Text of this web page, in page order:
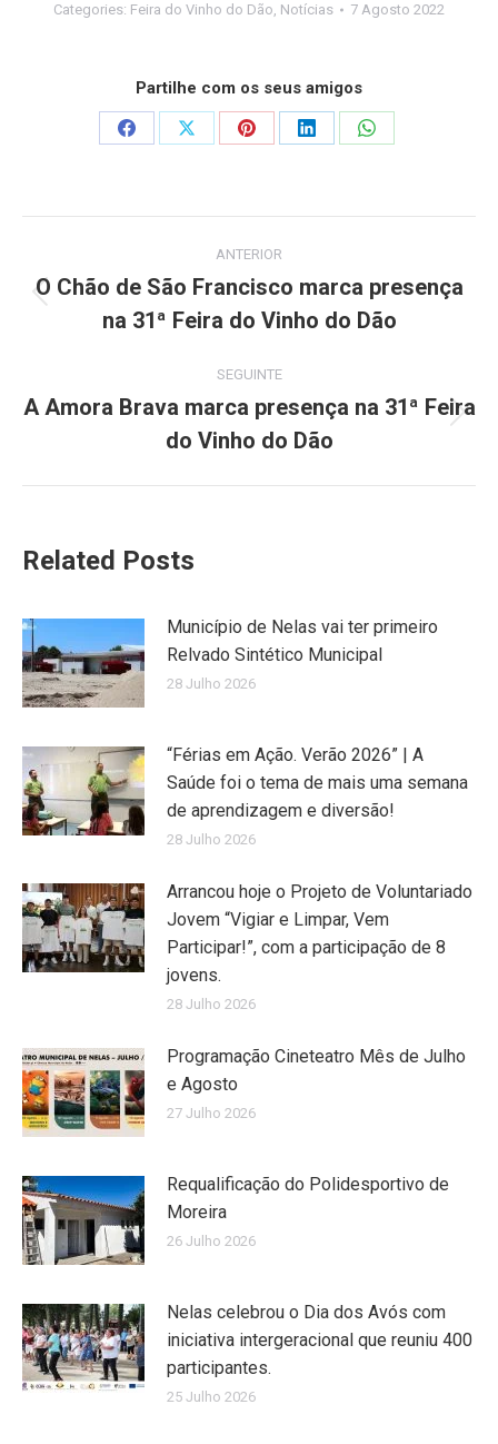
Categories: Feira do Vinho do Dão, Notícias 7 Agosto 2022
Partilhe com os seus amigos
Share
Share
Share
Share
Share
navigation
ANTERIOR
post:
O Chão de São Francisco marca presença
na 31ª Feira do Vinho do Dão
SEGUINTE
Next
post:
A Amora Brava marca presença na 31ª Feira
do Vinho do Dão
Related Posts
Município de Nelas vai ter primeiro
Relvado Sintético Municipal
28 Julho 2026
“Férias em Ação. Verão 2026” | A
Saúde foi o tema de mais uma semana
de aprendizagem e diversão!
28 Julho 2026
Arrancou hoje o Projeto de Voluntariado
Jovem “Vigiar e Limpar, Vem
Participar!”, com a participação de 8
jovens.
28 Julho 2026
Programação Cineteatro Mês de Julho
e Agosto
27 Julho 2026
Requalificação do Polidesportivo de
Moreira
26 Julho 2026
Nelas celebrou o Dia dos Avós com
iniciativa intergeracional que reuniu 400
participantes.
25 Julho 2026